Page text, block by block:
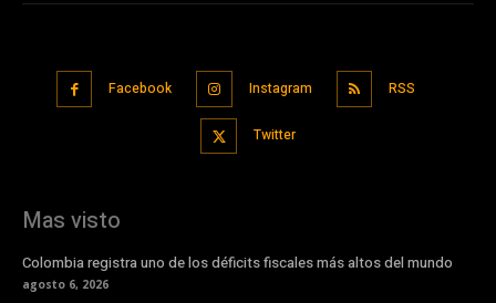
Facebook Instagram RSS
Twitter
Mas visto
Colombia registra uno de los déficits fiscales más altos del mundo
agosto 6, 2026